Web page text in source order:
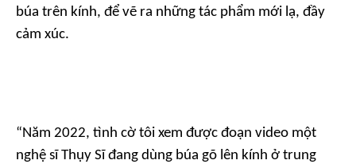
búa trên kính, để vẽ ra những tác phẩm mới lạ, đầy
cảm xúc.
“Năm 2022, tình cờ tôi xem được đoạn video một
nghệ sĩ Thụy Sĩ đang dùng búa gõ lên kính ở trung